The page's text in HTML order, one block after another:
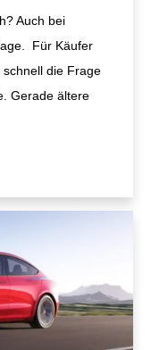
Auch bei
Für Käufer
die Frage
Gerade ältere